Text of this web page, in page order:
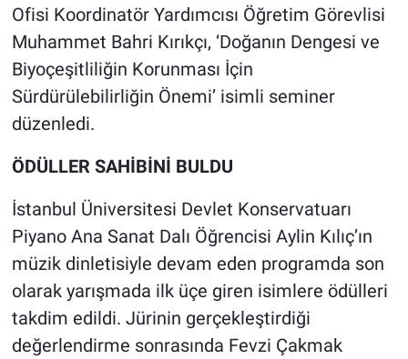
Ofisi Koordinatör Yardımcısı Öğretim Görevlisi
Muhammet Bahri Kırıkçı, ‘Doğanın Dengesi ve
Biyoçeşitliliğin Korunması İçin
Sürdürülebilirliğin Önemi’ isimli seminer
düzenledi.
ÖDÜLLER SAHİBİNİ BULDU
İstanbul Üniversitesi Devlet Konservatuarı
Piyano Ana Sanat Dalı Öğrencisi Aylin Kılıç’ın
müzik dinletisiyle devam eden programda son
olarak yarışmada ilk üçe giren isimlere ödülleri
takdim edildi. Jürinin gerçekleştirdiği
değerlendirme sonrasında Fevzi Çakmak